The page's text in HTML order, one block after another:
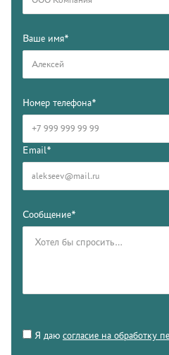
Ваше имя*
Номер телефона*
Email*
Сообщение*
Я даю согласие на обработку